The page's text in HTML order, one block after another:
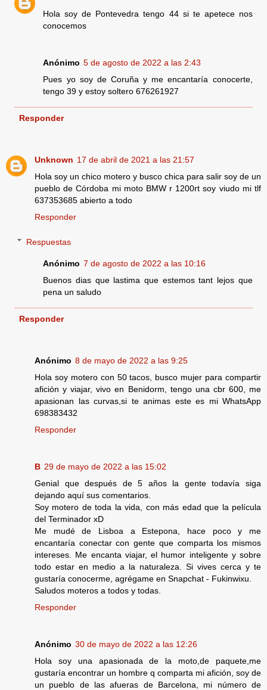
Hola soy de Pontevedra tengo 44 si te apetece nos
conocemos
Anónimo 5 de agosto de 2022 a las 2:43
Pues yo soy de Coruña y me encantaría conocerte,
tengo 39 y estoy soltero 676261927
Responder
Unknown 17 de abril de 2021 a las 21:57
Hola soy un chico motero y busco chica para salir soy de un
pueblo de Córdoba mi moto BMW r 1200rt soy viudo mi tlf
637353685 abierto a todo
Responder
Respuestas
Anónimo 7 de agosto de 2022 a las 10:16
Buenos dias que lastima que estemos tant lejos que
pena un saludo
Responder
Anónimo 8 de mayo de 2022 a las 9:25
Hola soy motero con 50 tacos, busco mujer para compartir
afición y viajar, vivo en Benidorm, tengo una cbr 600, me
apasionan las curvas,si te animas este es mi WhatsApp
698383432
Responder
B 29 de mayo de 2022 a las 15:02
Genial que después de 5 años la gente todavía siga
dejando aquí sus comentarios.
Soy motero de toda la vida, con más edad que la película
del Terminador xD
Me mudé de Lisboa a Estepona, hace poco y me
encantaría conectar con gente que comparta los mismos
intereses. Me encanta viajar, el humor inteligente y sobre
todo estar en medio a la naturaleza. Si vives cerca y te
gustaría conocerme, agrégame en Snapchat - Fukinwixu.
Saludos moteros a todos y todas.
Responder
Anónimo 30 de mayo de 2022 a las 12:26
Hola soy una apasionada de la moto,de paquete,me
gustaría encontrar un hombre q comparta mi afición, soy de
un pueblo de las afueras de Barcelona, mi número de